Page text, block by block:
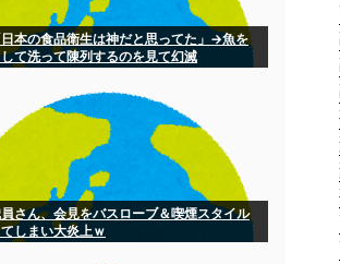
本の食品衛生は神だと思ってた」→魚を
て洗って陳列するのを見て幻滅
さん、会見をバスローブ＆喫煙スタイル
しまい大炎上ｗ